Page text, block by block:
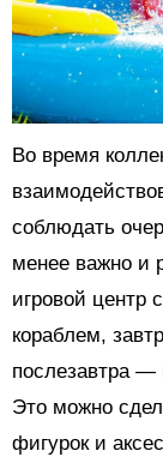
Во время
соблюдать
менее важно и
игровой центр
кораблем,
послезавтра
Это можно
фигурок и